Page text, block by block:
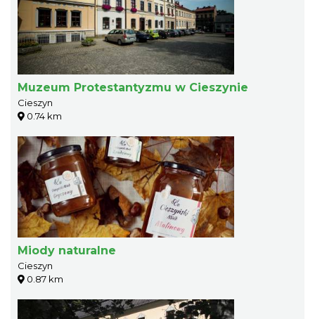
Muzeum Protestantyzmu w Cieszynie
Cieszyn
0.74 km
Miody naturalne
Cieszyn
0.87 km